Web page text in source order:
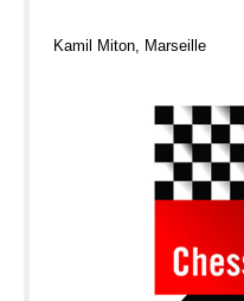
Kamil Miton, Marseille